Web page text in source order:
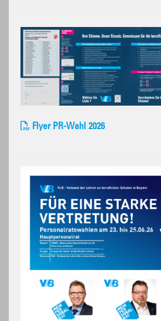
Flyer PR-Wahl 2026